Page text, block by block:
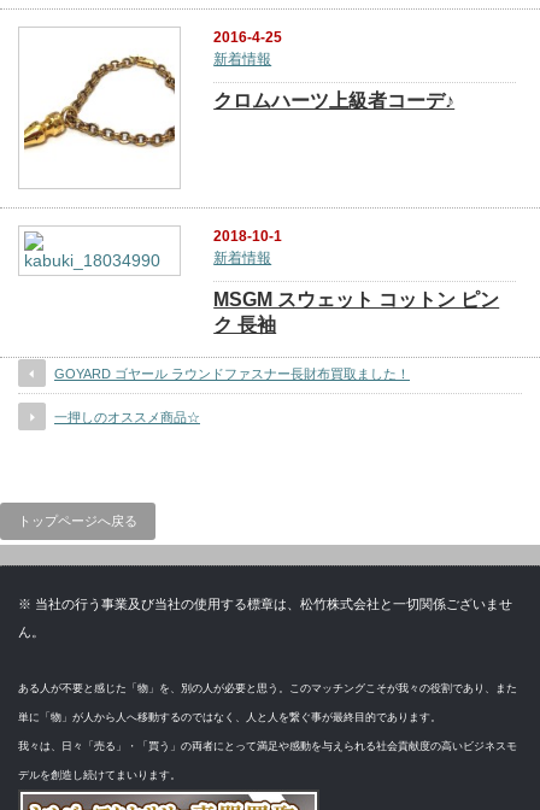
2016-4-25
新着情報
クロムハーツ上級者コーデ♪
2018-10-1
新着情報
MSGM スウェット コットン ピン
ク 長袖
GOYARD ゴヤール ラウンドファスナー長財布買取ました！
一押しのオススメ商品☆
トップページへ戻る
※ 当社の行う事業及び当社の使用する標章は、松竹株式会社と一切関係ございませ
ん。
ある人が不要と感じた「物」を、別の人が必要と思う。このマッチングこそが我々の役割であり、また
単に「物」が人から人へ移動するのではなく、人と人を繋ぐ事が最終目的であります。
我々は、日々「売る」・「買う」の両者にとって満足や感動を与えられる社会貢献度の高いビジネスモ
デルを創造し続けてまいります。